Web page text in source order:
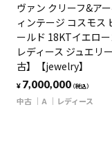
ヴァン クリーフ&ア
ィンテージ コスモス
ールド 18KTイエロ
レディース ジュエリ
古】【jewelry】
¥ 7,000,000（税込）
中古 A レディース